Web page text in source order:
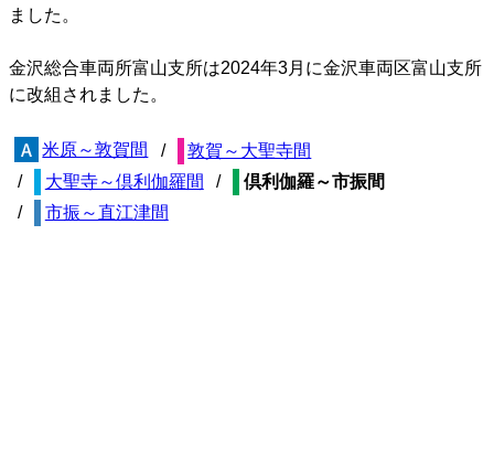
ました。
金沢総合車両所富山支所は2024年3月に金沢車両区富山支所
に改組されました。
米原～敦賀間
敦賀～大聖寺間
大聖寺～倶利伽羅間
倶利伽羅～市振間
市振～直江津間